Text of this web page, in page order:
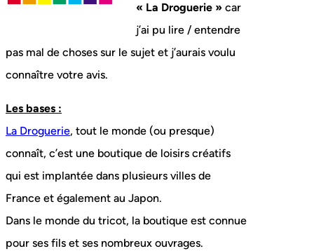
« La Droguerie » car
j’ai pu lire / entendre
pas mal de choses sur le sujet et j’aurais voulu
connaître votre avis.
Les bases :
La Droguerie, tout le monde (ou presque)
connaît, c’est une boutique de loisirs créatifs
qui est implantée dans plusieurs villes de
France et également au Japon.
Dans le monde du tricot, la boutique est connue
pour ses fils et ses nombreux ouvrages.